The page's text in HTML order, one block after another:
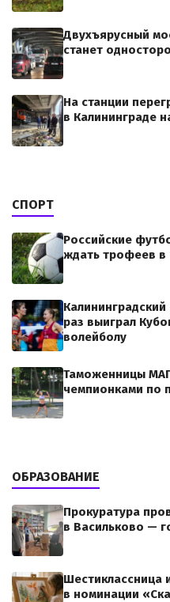
Двухъярусный
станет
На станции
в Калининграде
СПОРТ
Российские
ждать трофеев в
раз выиграл
волейболу
Таможенницы
чемпионками по
ОБРАЗОВАНИЕ
Прокуратура
в Васильково —
Шестиклассница
в номинации